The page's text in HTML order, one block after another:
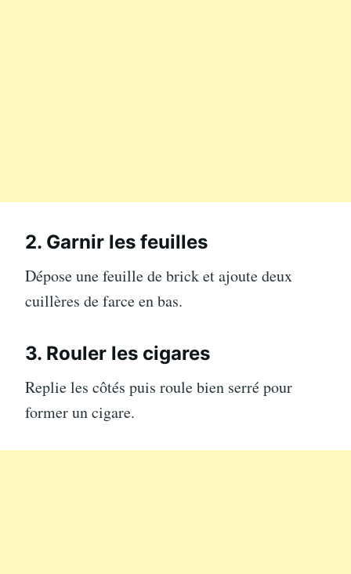
2. Garnir les feuilles
Dépose une feuille de brick et ajoute deux
cuillères de farce en bas.
3. Rouler les cigares
Replie les côtés puis roule bien serré pour
former un cigare.